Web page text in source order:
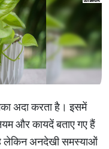
अदा करता है। इसमें
और कायदें बताए गए हैं
है लेकिन अनदेखी समस्याओं